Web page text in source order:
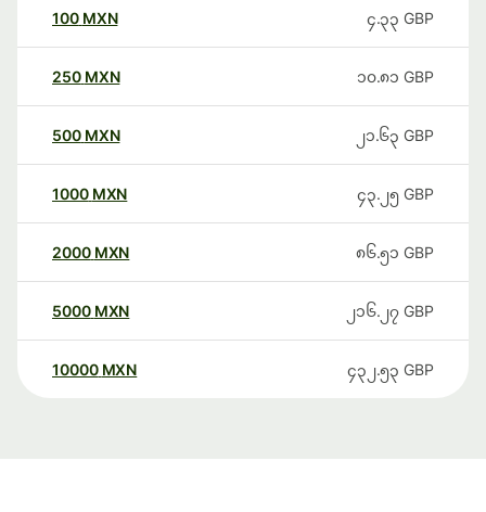
100 MXN ၄.၃၃ GBP
250 MXN ၁၀.၈၁ GBP
500 MXN ၂၁.၆၃ GBP
1000 MXN ၄၃.၂၅ GBP
2000 MXN ၈၆.၅၁ GBP
5000 MXN ၂၁၆.၂၇ GBP
10000 MXN ၄၃၂.၅၃ GBP